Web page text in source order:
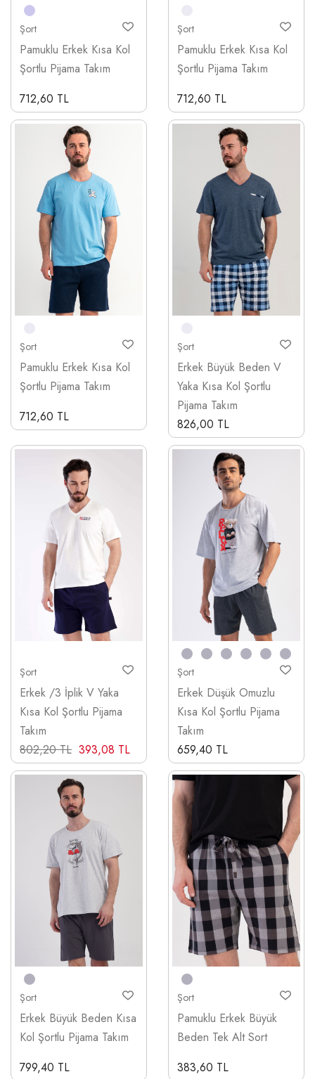
Şort
Pamuklu Erkek Kısa Kol
Şortlu Pijama Takım
712,60 TL
Şort
Pamuklu Erkek Kısa Kol
Şortlu Pijama Takım
712,60 TL
Şort
Pamuklu Erkek Kısa Kol
Şortlu Pijama Takım
712,60 TL
Şort
Erkek Büyük Beden V
Yaka Kısa Kol Şortlu
Pijama Takım
826,00 TL
Şort
Erkek /3 İplik V Yaka
Kısa Kol Şortlu Pijama
Takım
802,20 TL 393,08 TL
Şort
Erkek Düşük Omuzlu
Kısa Kol Şortlu Pijama
Takım
659,40 TL
Şort
Erkek Büyük Beden Kısa
Kol Şortlu Pijama Takım
799,40 TL
Şort
Pamuklu Erkek Büyük
Beden Tek Alt Sort
383,60 TL